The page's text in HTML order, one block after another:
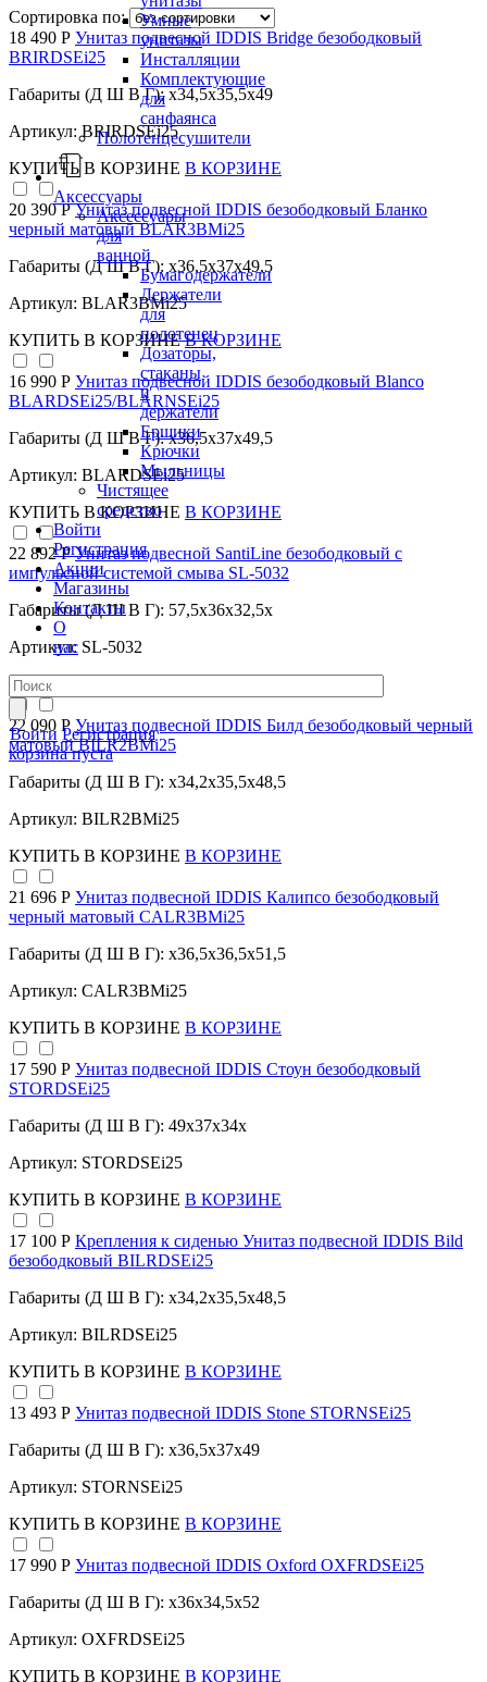
Умные
унитазы
Инсталляции
Комплектующие
для
санфаянса
Полотенцесушители
Аксессуары
Аксессуары
для
ванной
Бумагодержатели
Держатели
для
полотенец
Дозаторы,
стаканы
и
держатели
Ершики
Крючки
Мыльницы
Чистящее
средство
Войти
Регистрация
Акции
Магазины
Контакты
О
нас
Войти Регистрация
корзина пуста
Сортировка по:
18 490 Р Унитаз подвесной IDDIS Bridge безободковый
BRIRDSEi25
Габариты (Д Ш В Г): x34,5x35,5x49
Артикул: BRIRDSEi25
КУПИТЬ В КОРЗИНЕ В КОРЗИНЕ
20 390 РУнитаз подвесной IDDIS безободковый Бланко
черный матовый BLAR3BMi25
Габариты (Д Ш В Г): x36,5x37x49,5
Артикул: BLAR3BMi25
КУПИТЬ В КОРЗИНЕ В КОРЗИНЕ
16 990 Р Унитаз подвесной IDDIS безободковый Blanco
BLARDSEi25/BLARNSEi25
Габариты (Д Ш В Г): x36,5x37x49,5
Артикул: BLARDSEi25
КУПИТЬ В КОРЗИНЕ В КОРЗИНЕ
22 892 РУнитаз подвесной SantiLine безободковый с
импульсной системой смыва SL-5032
Габариты (Д Ш В Г): 57,5x36x32,5x
Артикул: SL-5032
КУПИТЬ
22 090 Р Унитаз подвесной IDDIS Билд безободковый черный
матовый BILR2BMi25
Габариты (Д Ш В Г): x34,2x35,5x48,5
Артикул: BILR2BMi25
КУПИТЬ В КОРЗИНЕ В КОРЗИНЕ
21 696 Р Унитаз подвесной IDDIS Калипсо безободковый
черный матовый CALR3BMi25
Габариты (Д Ш В Г): x36,5x36,5x51,5
Артикул: CALR3BMi25
КУПИТЬ В КОРЗИНЕ В КОРЗИНЕ
17 590 Р Унитаз подвесной IDDIS Стоун безободковый
STORDSEi25
Габариты (Д Ш В Г): 49x37x34x
Артикул: STORDSEi25
КУПИТЬ В КОРЗИНЕ В КОРЗИНЕ
17 100 Р Крепления к сиденью Унитаз подвесной IDDIS Bild
безободковый BILRDSEi25
Габариты (Д Ш В Г): x34,2x35,5x48,5
Артикул: BILRDSEi25
КУПИТЬ В КОРЗИНЕ В КОРЗИНЕ
13 493 Р Унитаз подвесной IDDIS Stone STORNSEi25
Габариты (Д Ш В Г): x36,5x37x49
Артикул: STORNSEi25
КУПИТЬ В КОРЗИНЕ В КОРЗИНЕ
17 990 Р Унитаз подвесной IDDIS Oxford OXFRDSEi25
Габариты (Д Ш В Г): x36x34,5x52
Артикул: OXFRDSEi25
КУПИТЬ В КОРЗИНЕ В КОРЗИНЕ